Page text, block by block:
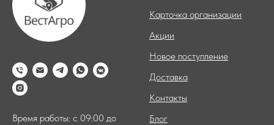
Время работы: с 09:00 до
Карточка организации
Акции
Новое поступление
Доставка
Контакты
Блог